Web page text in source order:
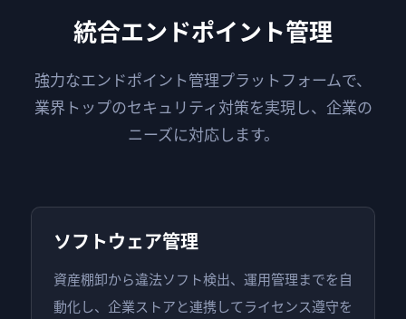
統合エンドポイント管理
強力なエンドポイント管理プラットフォームで、
業界トップのセキュリティ対策を実現し、企業の
ニーズに対応します。
ソフトウェア管理
資産棚卸から違法ソフト検出、運用管理までを自
動化し、企業ストアと連携してライセンス遵守を